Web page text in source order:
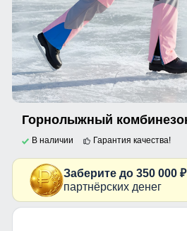
В наличии Гарантия качества!
Заберите до 350 000 ₽
партнёрских денег